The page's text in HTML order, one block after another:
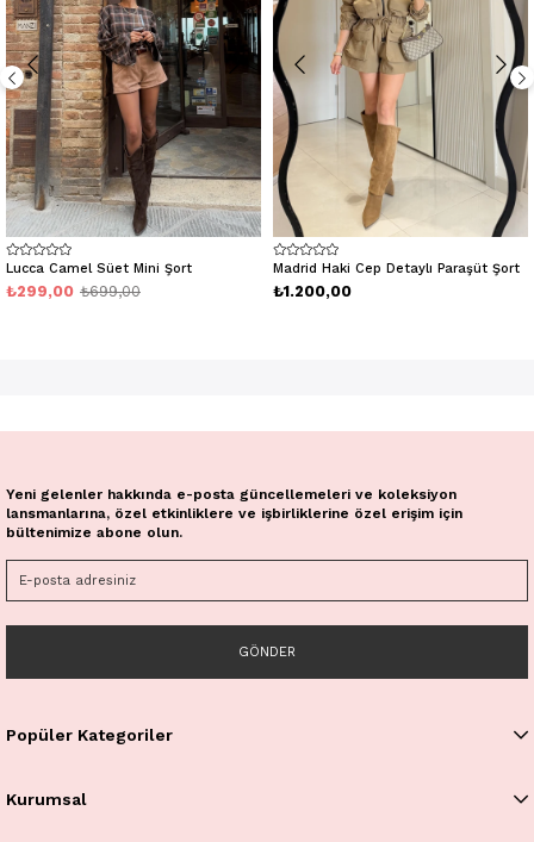
Lucca Camel Süet Mini Şort
₺299,00 ₺699,00
Madrid Haki Cep Detaylı Paraşüt Şort
₺1.200,00
Popüler Kategoriler
Kurumsal
Yeni gelenler hakkında e-posta güncellemeleri ve koleksiyon
lansmanlarına, özel etkinliklere ve işbirliklerine özel erişim için
bültenimize abone olun.
GÖNDER